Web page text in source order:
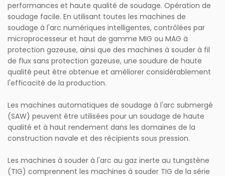
performances et haute qualité de soudage. Opération de
soudage facile. En utilisant toutes les machines de
soudage à l'arc numériques intelligentes, contrôlées par
microprocesseur et haut de gamme MIG ou MAG à
protection gazeuse, ainsi que des machines à souder à fil
de flux sans protection gazeuse, une soudure de haute
qualité peut être obtenue et améliorer considérablement
l'efficacité de la production.
Les machines automatiques de soudage à l'arc submergé
(SAW) peuvent être utilisées pour un soudage de haute
qualité et à haut rendement dans les domaines de la
construction navale et des récipients sous pression.
Les machines à souder à l'arc au gaz inerte au tungstène
(TIG) comprennent les machines à souder TIG de la série